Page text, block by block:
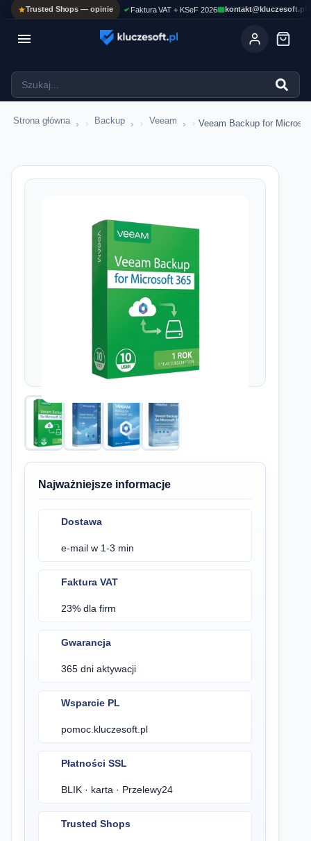
Trusted Shops — opinie Faktura VAT + KSeF 2026 kontakt@kluczesoft.pl

Strona główna › Backup › Veeam › Veeam Backup for
Najważniejsze informacje
Dostawa
e-mail w 1-3 min
Faktura VAT
23% dla firm
Gwarancja
365 dni aktywacji
Wsparcie PL
pomoc.kluczesoft.pl
Płatności SSL
BLIK · karta · Przelewy24
Trusted Shops